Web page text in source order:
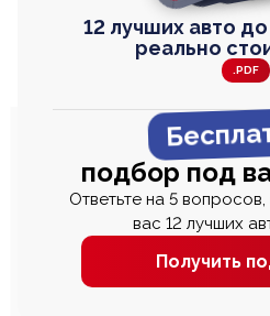
12 лучших авто
реально
.PDF
подбор под
Ответьте на 5
вас 12 лучших
Получить